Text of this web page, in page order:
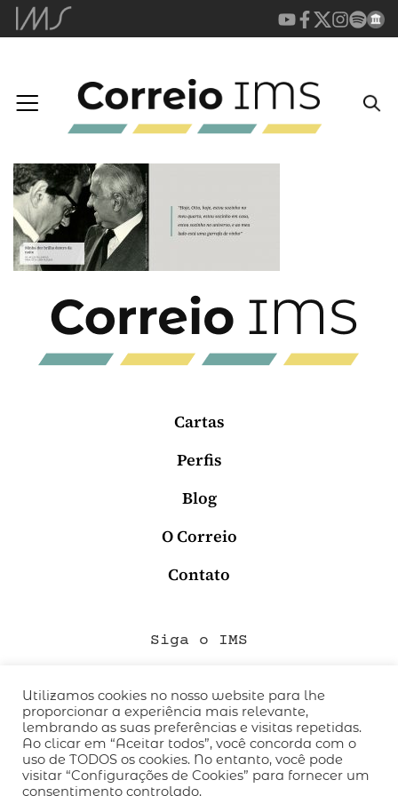
Cartas
Perfis
Blog
O Correio
Contato
Siga o IMS
QUEM SOMOS
CÓDIGO DE CONDUTA
POLÍTICA DE PRIVACIDADE
TERMOS DE USO
Utilizamos cookies no nosso website para lhe
proporcionar a experiência mais relevante,
lembrando as suas preferências e visitas repetidas.
Ao clicar em “Aceitar todos”, você concorda com o
uso de TODOS os cookies. No entanto, você pode
visitar “Configurações de Cookies” para fornecer um
consentimento controlado.